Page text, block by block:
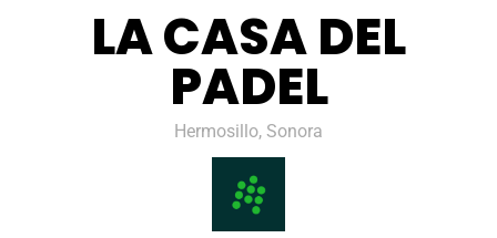
LA CASA DEL
PADEL
Hermosillo, Sonora